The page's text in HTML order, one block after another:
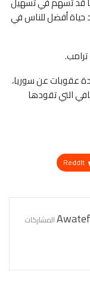
حياة أفضل للناس في
عقوبات عن سوريا،
التي تقودها
ReddIt